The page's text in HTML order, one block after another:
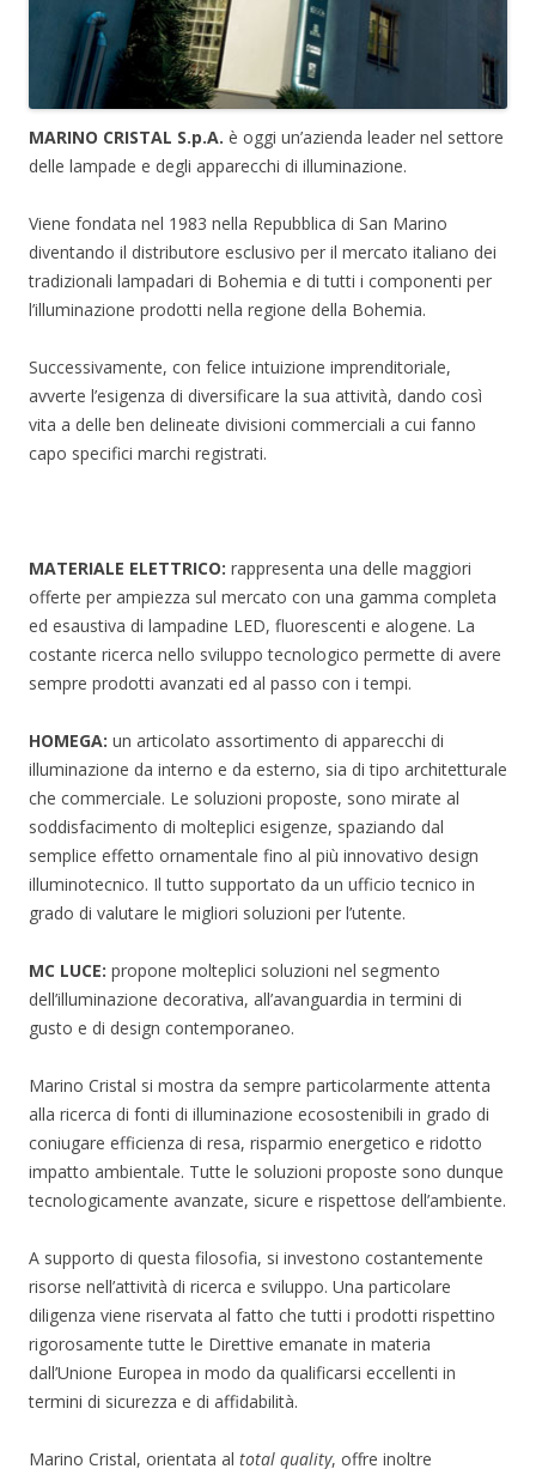
MARINO CRISTAL S.p.A. è oggi un’azienda leader nel settore
delle lampade e degli apparecchi di illuminazione.
Viene fondata nel 1983 nella Repubblica di San Marino
diventando il distributore esclusivo per il mercato italiano dei
tradizionali lampadari di Bohemia e di tutti i componenti per
l’illuminazione prodotti nella regione della Bohemia.
Successivamente, con felice intuizione imprenditoriale,
avverte l’esigenza di diversificare la sua attività, dando così
vita a delle ben delineate divisioni commerciali a cui fanno
capo specifici marchi registrati.
MATERIALE ELETTRICO: rappresenta una delle maggiori
offerte per ampiezza sul mercato con una gamma completa
ed esaustiva di lampadine LED, fluorescenti e alogene. La
costante ricerca nello sviluppo tecnologico permette di avere
sempre prodotti avanzati ed al passo con i tempi.
HOMEGA: un articolato assortimento di apparecchi di
illuminazione da interno e da esterno, sia di tipo architetturale
che commerciale. Le soluzioni proposte, sono mirate al
soddisfacimento di molteplici esigenze, spaziando dal
semplice effetto ornamentale fino al più innovativo design
illuminotecnico. Il tutto supportato da un ufficio tecnico in
grado di valutare le migliori soluzioni per l’utente.
MC LUCE: propone molteplici soluzioni nel segmento
dell’illuminazione decorativa, all’avanguardia in termini di
gusto e di design contemporaneo.
Marino Cristal si mostra da sempre particolarmente attenta
alla ricerca di fonti di illuminazione ecosostenibili in grado di
coniugare efficienza di resa, risparmio energetico e ridotto
impatto ambientale. Tutte le soluzioni proposte sono dunque
tecnologicamente avanzate, sicure e rispettose dell’ambiente.
A supporto di questa filosofia, si investono costantemente
risorse nell’attività di ricerca e sviluppo. Una particolare
diligenza viene riservata al fatto che tutti i prodotti rispettino
rigorosamente tutte le Direttive emanate in materia
dall’Unione Europea in modo da qualificarsi eccellenti in
termini di sicurezza e di affidabilità.
Marino Cristal, orientata al total quality, offre inoltre